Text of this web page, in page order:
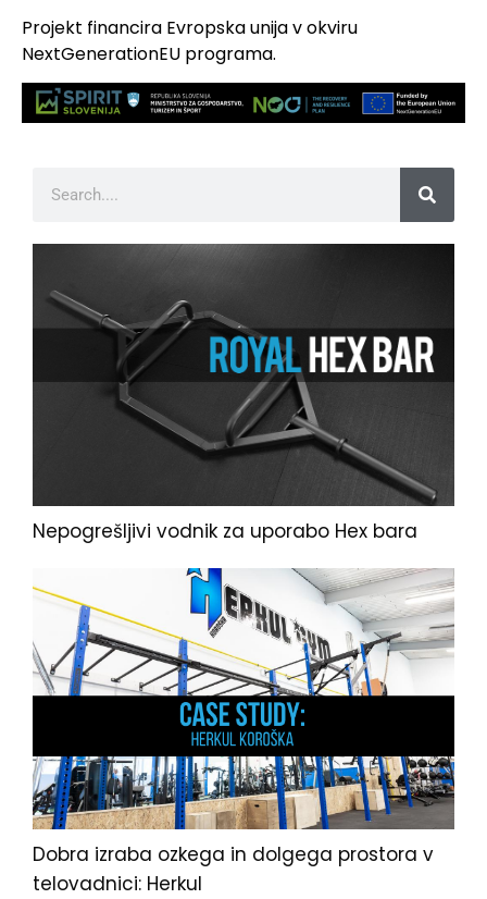
Projekt financira Evropska unija v okviru
NextGenerationEU programa.
Nepogrešljivi vodnik za uporabo Hex bara
Dobra izraba ozkega in dolgega prostora v
telovadnici: Herkul